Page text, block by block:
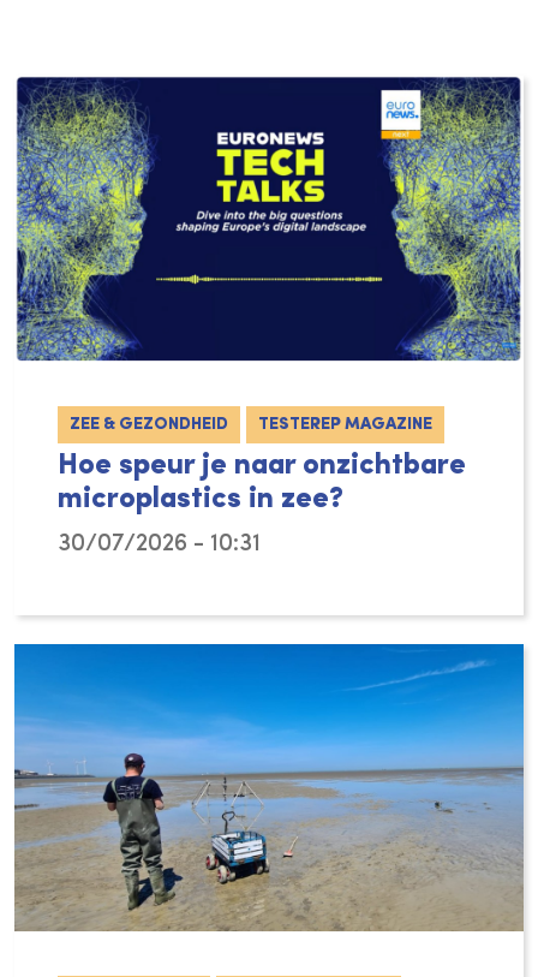
ZEE & GEZONDHEID TESTEREP MAGAZINE
Hoe speur je naar onzichtbare
microplastics in zee?
30/07/2026 - 10:31